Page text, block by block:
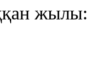
жылы: